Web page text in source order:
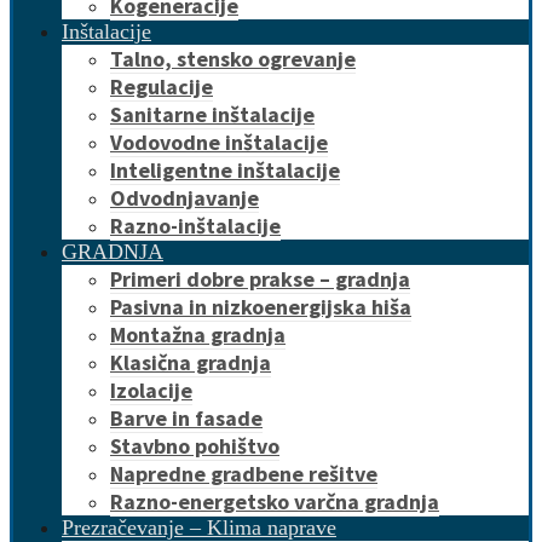
Inštalacije
Talno, stensko ogrevanje
Regulacije
Sanitarne inštalacije
Vodovodne inštalacije
Inteligentne inštalacije
Odvodnjavanje
Razno-inštalacije
GRADNJA
Primeri dobre prakse – gradnja
Pasivna in nizkoenergijska hiša
Montažna gradnja
Klasična gradnja
Izolacije
Barve in fasade
Stavbno pohištvo
Napredne gradbene rešitve
Razno-energetsko varčna gradnja
Prezračevanje – Klima naprave